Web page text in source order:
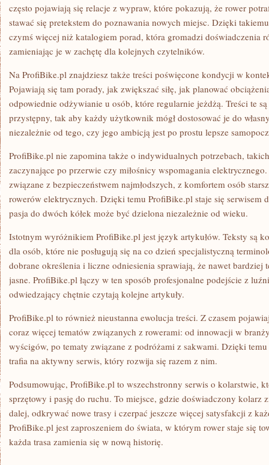
często pojawiają się relacje z wypraw, które pokazują, że rower
stawać się pretekstem do poznawania nowych miejsc. Dzięki
czymś więcej niż katalogiem porad, która gromadzi doświadczenia
zamieniając je w zachętę dla kolejnych czytelników.
Na ProfiBike.pl znajdziesz także treści poświęcone kondycji w
Pojawiają się tam porady, jak zwiększać siłę, jak planować
odpowiednie odżywianie u osób, które regularnie jeżdżą. Treści te
przystępny, tak aby każdy użytkownik mógł dostosować je do
niezależnie od tego, czy jego ambicją jest po prostu lepsze
ProfiBike.pl nie zapomina także o indywidualnych potrzebach,
zaczynające po przerwie czy miłośnicy wspomagania
związane z bezpieczeństwem najmłodszych, z komfortem osób
rowerów elektrycznych. Dzięki temu ProfiBike.pl staje się serwisem
pasja do dwóch kółek może być dzielona niezależnie od wieku.
Istotnym wyróżnikiem ProfiBike.pl jest język artykułów. Teksty są
dla osób, które nie posługują się na co dzień specjalistyczną
dobrane określenia i liczne odniesienia sprawiają, że nawet bardziej
jasne. ProfiBike.pl łączy w ten sposób profesjonalne podejście z
odwiedzający chętnie czytają kolejne artykuły.
ProfiBike.pl to również nieustanna ewolucja treści. Z czasem
coraz więcej tematów związanych z rowerami: od innowacji w
wyścigów, po tematy związane z podróżami z sakwami. Dzięki
trafia na aktywny serwis, który rozwija się razem z nim.
Podsumowując, ProfiBike.pl to wszechstronny serwis o kolarstwie,
sprzętowy i pasję do ruchu. To miejsce, gdzie doświadczony kolarz
dalej, odkrywać nowe trasy i czerpać jeszcze więcej satysfakcji z
ProfiBike.pl jest zaproszeniem do świata, w którym rower staje się
każda trasa zamienia się w nową historię.